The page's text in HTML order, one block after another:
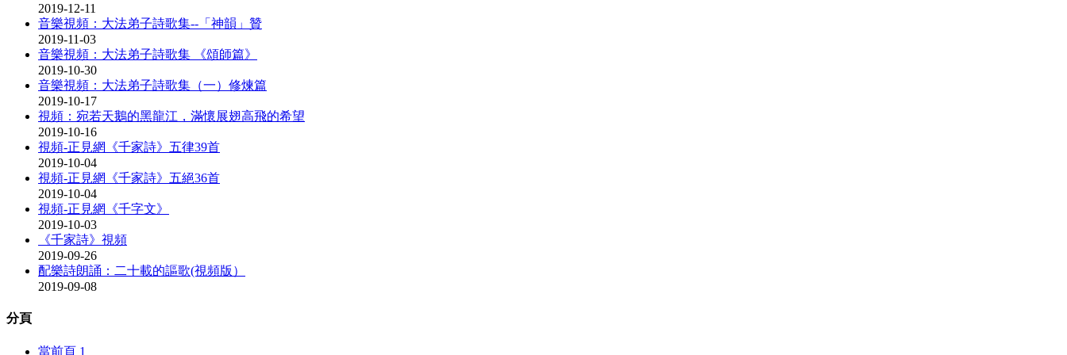
2019-12-11
音樂視頻：大法弟子詩歌集--「神韻」贊
2019-11-03
音樂視頻：大法弟子詩歌集 《頌師篇》
2019-10-30
音樂視頻：大法弟子詩歌集（一）修煉篇
2019-10-17
視頻：宛若天鵝的黑龍江，滿懷展翅高飛的希望
2019-10-16
視頻-正見網《千家詩》五律39首
2019-10-04
視頻-正見網《千家詩》五絕36首
2019-10-04
視頻-正見網《千字文》
2019-10-03
《千家詩》視頻
2019-09-26
配樂詩朗誦：二十載的謳歌(視頻版）
2019-09-08
分頁
當前頁 1